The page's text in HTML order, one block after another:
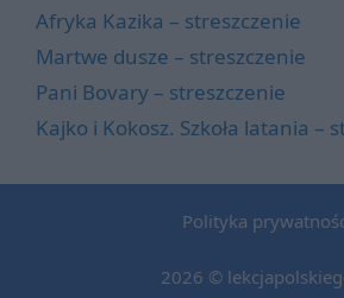
Afryka Kazika – streszczenie
Martwe dusze – streszczenie
Pani Bovary – streszczenie
Kajko i Kokosz. Szkoła latania –
Polityka
2026 ©